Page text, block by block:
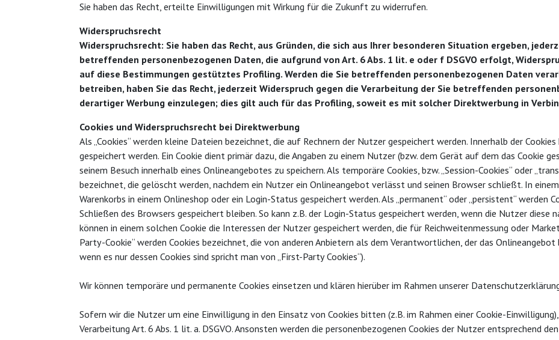
Sie haben das Recht, erteilte Einwilligungen mit Wirkung für die Zukunft zu widerrufen.
Widerspruchsrecht
Widerspruchsrecht: Sie haben das Recht, aus Gründen, die sich aus Ihrer besonderen Situation ergeben,
betreffenden personenbezogenen Daten, die aufgrund von Art. 6 Abs. 1 lit. e oder f DSGVO erfolgt,
auf diese Bestimmungen gestütztes Profiling. Werden die Sie betreffenden personenbezogenen Daten
betreiben, haben Sie das Recht, jederzeit Widerspruch gegen die Verarbeitung der Sie betreffenden
derartiger Werbung einzulegen; dies gilt auch für das Profiling, soweit es mit solcher Direktwerbung in
Cookies und Widerspruchsrecht bei Direktwerbung
Als „Cookies“ werden kleine Dateien bezeichnet, die auf Rechnern der Nutzer gespeichert werden. Innerhalb der
gespeichert werden. Ein Cookie dient primär dazu, die Angaben zu einem Nutzer (bzw. dem Gerät auf dem das Cookie
seinem Besuch innerhalb eines Onlineangebotes zu speichern. Als temporäre Cookies, bzw. „Session-Cookies“ oder
bezeichnet, die gelöscht werden, nachdem ein Nutzer ein Onlineangebot verlässt und seinen Browser schließt. In
Warenkorbs in einem Onlineshop oder ein Login-Status gespeichert werden. Als „permanent“ oder „persistent“ werden
Schließen des Browsers gespeichert bleiben. So kann z.B. der Login-Status gespeichert werden, wenn die Nutzer diese
können in einem solchen Cookie die Interessen der Nutzer gespeichert werden, die für Reichweitenmessung oder
Party-Cookie“ werden Cookies bezeichnet, die von anderen Anbietern als dem Verantwortlichen, der das
wenn es nur dessen Cookies sind spricht man von „First-Party Cookies“).
Wir können temporäre und permanente Cookies einsetzen und klären hierüber im Rahmen unserer
Sofern wir die Nutzer um eine Einwilligung in den Einsatz von Cookies bitten (z.B. im Rahmen einer Cookie-
Verarbeitung Art. 6 Abs. 1 lit. a. DSGVO. Ansonsten werden die personenbezogenen Cookies der Nutzer entsprechend